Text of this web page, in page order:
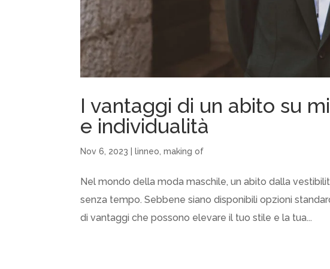
I vantaggi di un abito su
e individualità
Nov 6, 2023 linneo ,making of
Nel mondo della moda maschile, un abito dalla
senza tempo. Sebbene siano disponibili opzioni
di vantaggi che possono elevare il tuo stile e la tua...